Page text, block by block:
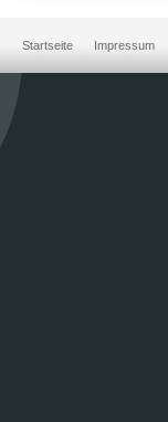
Startseite Impressum